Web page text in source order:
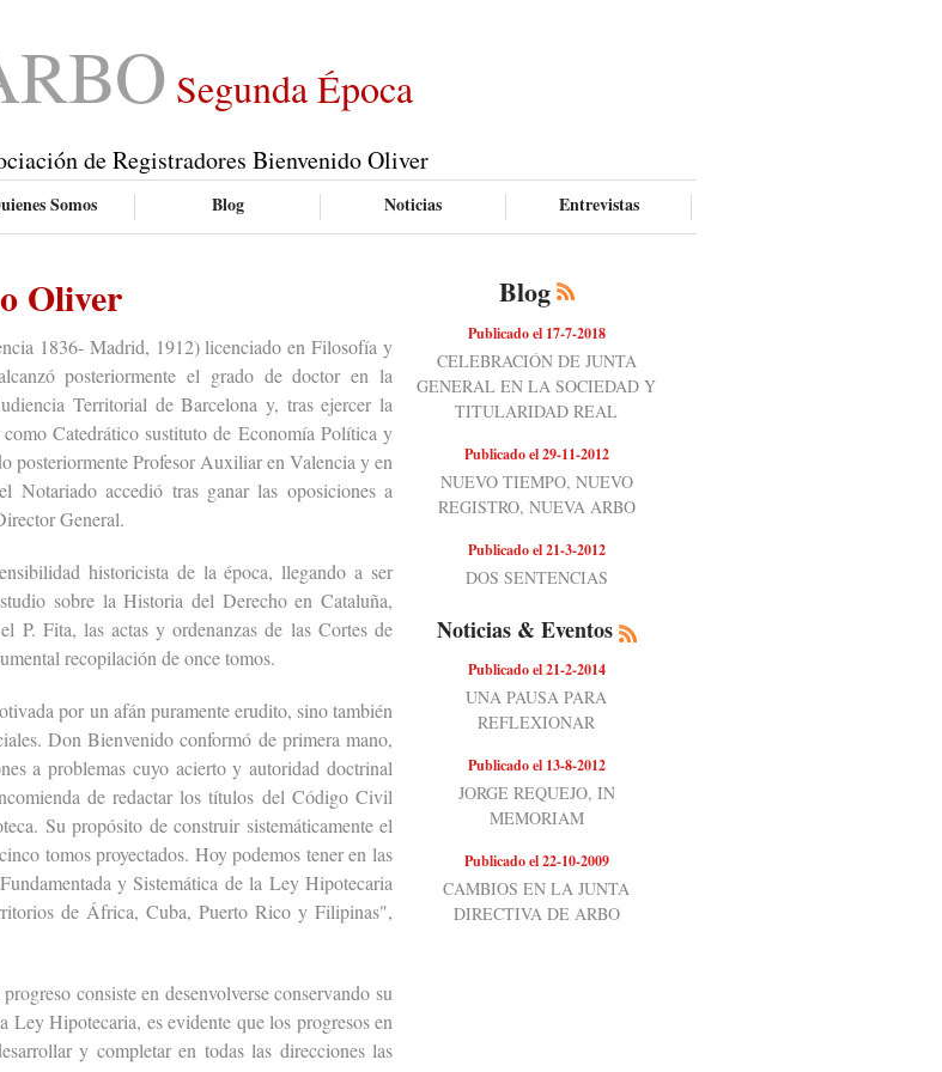
Segunda Época
de Registradores Bienvenido Oliver
Somos Blog Noticias Entrevistas
Oliver
1836- Madrid, 1912) licenciado en Filosofía y
posteriormente el grado de doctor en la
Territorial de Barcelona y, tras ejercer la
Catedrático sustituto de Economía Política y
posteriormente Profesor Auxiliar en Valencia y en
accedió tras ganar las oposiciones a
General.
historicista de la época, llegando a ser
sobre la Historia del Derecho en Cataluña,
P. Fita, las actas y ordenanzas de las Cortes de
recopilación de once tomos.
por un afán puramente erudito, sino también
Don Bienvenido conformó de primera mano,
a problemas cuyo acierto y autoridad doctrinal
de redactar los títulos del Código Civil
Su propósito de construir sistemáticamente el
tomos proyectados. Hoy podemos tener en las
y Sistemática de la Ley Hipotecaria
de África, Cuba, Puerto Rico y Filipinas",
consiste en desenvolverse conservando su
Hipotecaria, es evidente que los progresos en
y completar en todas las direcciones las
Blog
Publicado el 17-7-2018
CELEBRACIÓN DE JUNTA
GENERAL EN LA SOCIEDAD Y
TITULARIDAD REAL
Publicado el 29-11-2012
NUEVO TIEMPO, NUEVO
REGISTRO, NUEVA ARBO
Publicado el 21-3-2012
DOS SENTENCIAS
Noticias & Eventos
Publicado el 21-2-2014
UNA PAUSA PARA
REFLEXIONAR
Publicado el 13-8-2012
JORGE REQUEJO, IN
MEMORIAM
Publicado el 22-10-2009
CAMBIOS EN LA JUNTA
DIRECTIVA DE ARBO